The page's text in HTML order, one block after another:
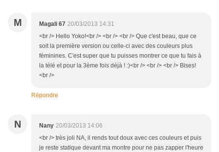
M Magali 67 20/03/2013 14:31
<br /> Hello Yoko!<br /> <br /> <br /> Que c'est beau, que ce
soit la première version ou celle-ci avec des couleurs plus
féminines. C'est super que tu puisses montrer ce que tu fais à
la télé et pour la 3ème fois déjà ! :)<br /> <br /> <br /> Bises!
<br />
Répondre
N Nany 20/03/2013 14:06
<br /> très joli NA, il rends tout doux avec ces couleurs et puis
je reste statique devant ma montre pour ne pas zapper l'heure